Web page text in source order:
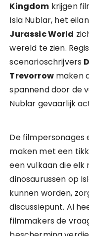
Kingdom krijgen
Isla Nublar, het
Jurassic World
wereld te zien.
scenarioschrijvers
Trevorrowmaken
spannend door de
Nublar gevaarlijk
De filmpersonages
maken met een
een vulkaan die
dinosaurussen op
kunnen worden,
discussiepunt. Al
filmmakers de